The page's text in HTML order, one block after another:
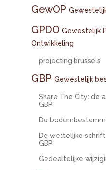
GewOP
GPDO Gewestelijk
Ontwikkeling
projecting.brussels
GBP Gewestelijk
Share The City: de
GBP
De
De wettelijke
GBP
Gedeeltelijke